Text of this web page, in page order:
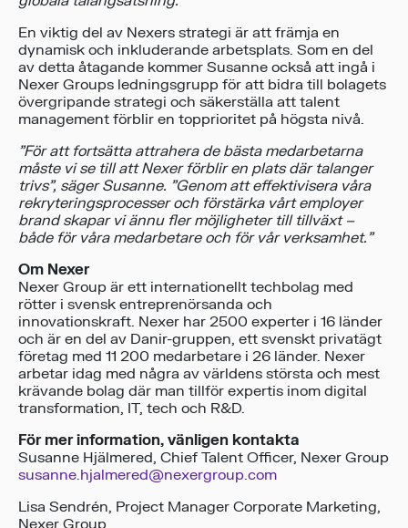
En viktig del av Nexers strategi är att främja en
dynamisk och inkluderande arbetsplats. Som en del
av detta åtagande kommer Susanne också att ingå i
Nexer Groups ledningsgrupp för att bidra till bolagets
övergripande strategi och säkerställa att talent
management förblir en topprioritet på högsta nivå.
”För att fortsätta attrahera de bästa medarbetarna
måste vi se till att Nexer förblir en plats där talanger
trivs”, säger Susanne. ”Genom att effektivisera våra
rekryteringsprocesser och förstärka vårt employer
brand skapar vi ännu fler möjligheter till tillväxt –
både för våra medarbetare och för vår verksamhet.”
Om Nexer
Nexer Group är ett internationellt techbolag med
rötter i svensk entreprenörsanda och
innovationskraft. Nexer har 2500 experter i 16 länder
och är en del av Danir-gruppen, ett svenskt privatägt
företag med 11 200 medarbetare i 26 länder. Nexer
arbetar idag med några av världens största och mest
krävande bolag där man tillför expertis inom digital
transformation, IT, tech och R&D.
För mer information, vänligen kontakta
Susanne Hjälmered, Chief Talent Officer, Nexer Group
susanne.hjalmered@nexergroup.com
Lisa Sendrén, Project Manager Corporate Marketing,